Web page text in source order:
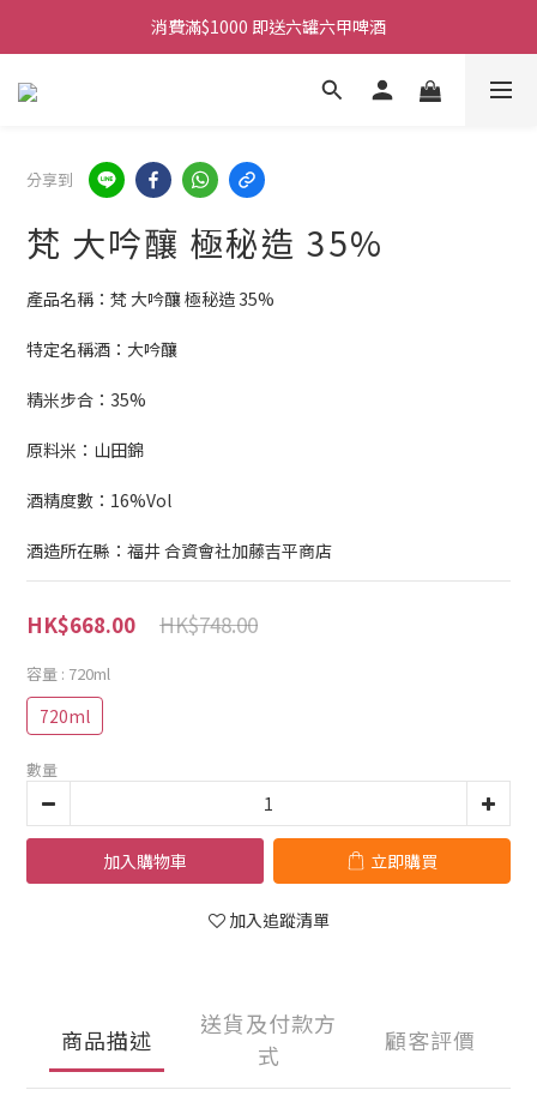
購物滿$380免運費。工作日 14:00截單, 翌日順豐凍運派送。
消費滿$1000 即送六罐六甲啤酒
購物滿$380免運費。工作日 14:00截單, 翌日順豐凍運派送。
分享到
梵 大吟釀 極秘造 35%
產品名稱：梵 大吟釀 極秘造 35%
特定名稱酒：大吟釀
精米步合：35%
原料米：山田錦
酒精度數：16%Vol
酒造所在縣：福井 合資會社加藤吉平商店
HK$748.00
HK$668.00
容量 : 720ml
720ml
數量
加入購物車 立即購買
加入追蹤清單
商品描述
送貨及付款方
式
顧客評價